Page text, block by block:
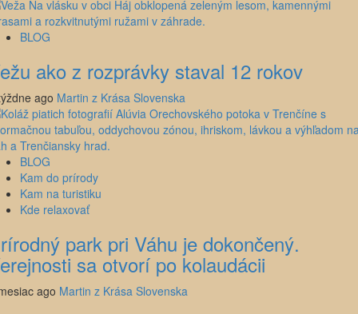
BLOG
ako z rozprávky staval 12 rokov
ago Martin z Krása Slovenska
BLOG
Kam do prírody
Kam na turistiku
Kde relaxovať
park pri Váhu je dokončený.
sa otvorí po kolaudácii
ago Martin z Krása Slovenska